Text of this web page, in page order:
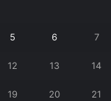
5 6 7
12 13 14
19 20 21